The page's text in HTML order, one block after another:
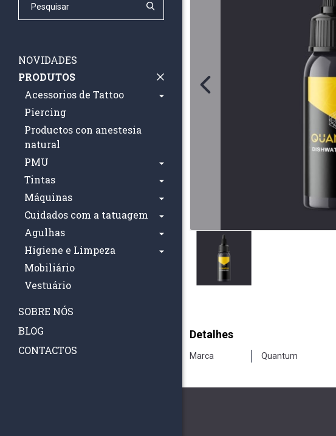
NOVIDADES
PRODUTOS
Acessorios de Tattoo
Piercing
Productos con anestesia
natural
PMU
Tintas
Máquinas
Cuidados com a tatuagem
Agulhas
Higiene e Limpeza
Mobiliário
Vestuário
SOBRE NÓS
BLOG
CONTACTOS
Detalhes
Marca Quantum